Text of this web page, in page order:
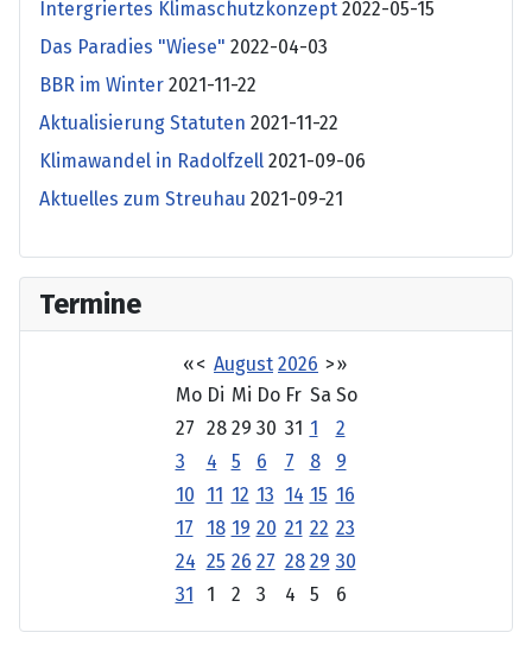
Intergriertes Klimaschutzkonzept 2022-05-15
Das Paradies "Wiese" 2022-04-03
BBR im Winter 2021-11-22
Aktualisierung Statuten 2021-11-22
Klimawandel in Radolfzell 2021-09-06
Aktuelles zum Streuhau 2021-09-21
Termine
«< August 2026 >»
Mo Di Mi Do Fr Sa So
27 28 29 30 31 1
2
3
4 5 6 7 8
9
10
11 12 13 14 15 16
17
18 19 20 21 22 23
24 25 26 27 28 29 30
31
1 2 3 4 5 6